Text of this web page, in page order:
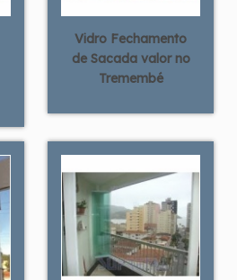
Vidro Fechamento
de Sacada valor no
Tremembé